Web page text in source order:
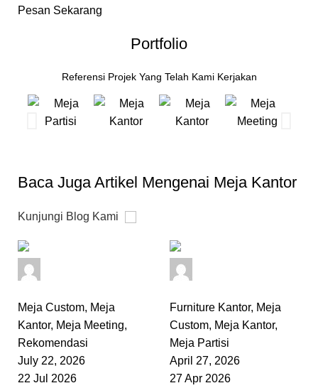
Pesan Sekarang
Portfolio
Referensi Projek Yang Telah Kami Kerjakan
Baca Juga Artikel Mengenai Meja Kantor
Kunjungi Blog Kami
Meja Custom, Meja
Kantor, Meja Meeting,
Rekomendasi
July 22, 2026
22 Jul 2026
Furniture Kantor, Meja
Custom, Meja Kantor,
Meja Partisi
April 27, 2026
27 Apr 2026